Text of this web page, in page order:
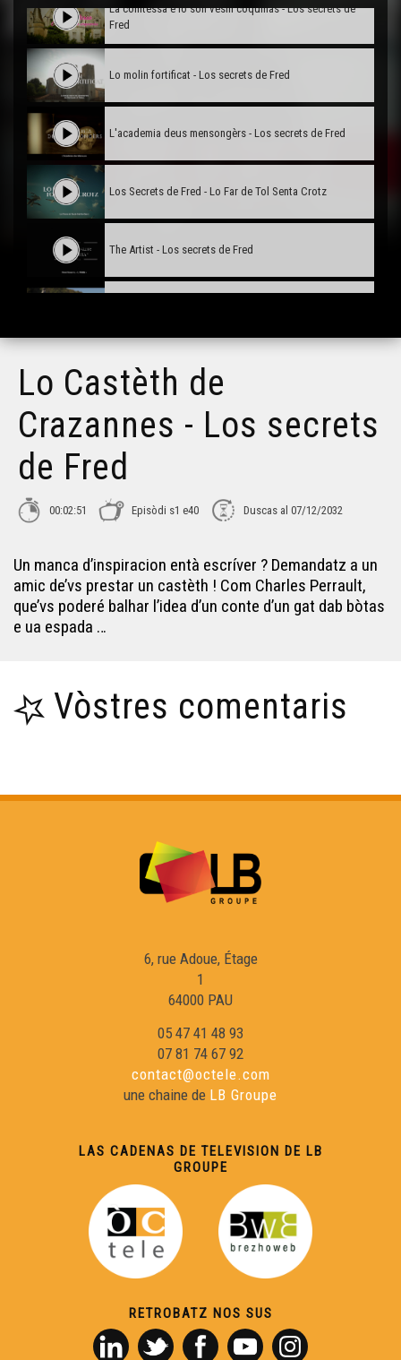
La comtessa e lo son vesin coquinàs - Los secrets de
Fred
Lo molin fortificat - Los secrets de Fred
L'academia deus mensongèrs - Los secrets de Fred
Los Secrets de Fred - Lo Far de Tol Senta Crotz
The Artist - Los secrets de Fred
Lo Martèth - Los Secrets de Fred
Maquinas de véder
Los viatges espacio-temporaus
Las pèiras Jaumatras - Los secrets de Fred
Lo Leberon - Los Secrets de Fred
Lo còp de Jarnac - Los secrets de Fred
Lo Gabinet de las curiositas - Los Secrets de Fred
Lo Castèth de
Crazannes - Los secrets
de Fred
00:02:51 Episòdi s1 e40 Duscas al 07/12/2032
Un manca d’inspiracion entà escríver ? Demandatz a un
amic de’vs prestar un castèth ! Com Charles Perrault,
que’vs poderé balhar l’idea d’un conte d’un gat dab bòtas
e ua espada …
Vòstres comentaris
6, rue Adoue, Étage
1
64000 PAU
05 47 41 48 93
07 81 74 67 92
contact@octele.com
une chaine de LB Groupe
LAS CADENAS DE TELEVISION DE LB
GROUPE
RETROBATZ NOS SUS